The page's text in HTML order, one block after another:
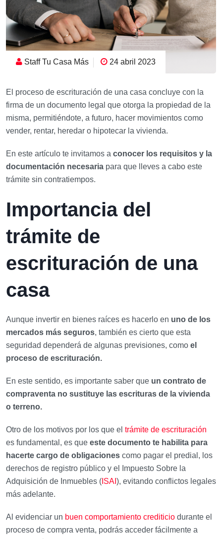
Staff Tu Casa Más 24 abril 2023
El proceso de escrituración de una casa concluye con la
firma de un documento legal que otorga la propiedad de la
misma, permitiéndote, a futuro, hacer movimientos como
vender, rentar, heredar o hipotecar la vivienda.
En este artículo te invitamos a conocer los requisitos y la
documentación necesaria para que lleves a cabo este
trámite sin contratiempos.
Importancia del
trámite de
escrituración de una
casa
Aunque invertir en bienes raíces es hacerlo en uno de los
mercados más seguros, también es cierto que esta
seguridad dependerá de algunas previsiones, como el
proceso de escrituración.
En este sentido, es importante saber que un contrato de
compraventa no sustituye las escrituras de la vivienda
o terreno.
Otro de los motivos por los que el trámite de escrituración
es fundamental, es que este documento te habilita para
hacerte cargo de obligaciones como pagar el predial, los
derechos de registro público y el Impuesto Sobre la
Adquisición de Inmuebles ( ISAI ), evitando conflictos legales
más adelante.
Al evidenciar un buen comportamiento crediticio durante el
proceso de compra venta, podrás acceder fácilmente a